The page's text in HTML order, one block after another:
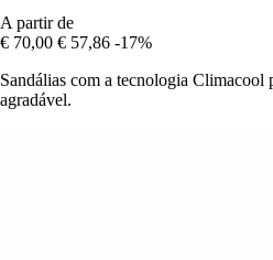
A partir de
€ 70,00 € 57,86 -17%
Sandálias com a tecnologia Climacool
agradável.